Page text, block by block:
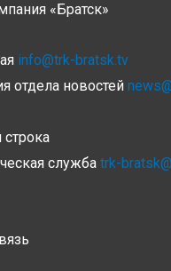
«Братск»
info@trk-bratsk.tv
отдела новостей
служба trk-